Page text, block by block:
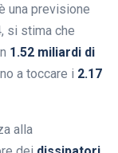
una previsione
si stima che
1.52 miliardi di
a toccare i 2.17
alla